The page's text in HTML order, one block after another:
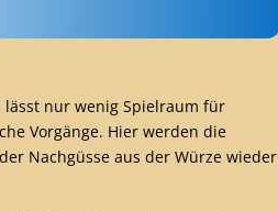
lässt nur wenig Spielraum für
Vorgänge. Hier werden die
Nachgüsse aus der Würze wieder